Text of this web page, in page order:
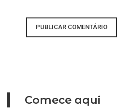
Comece aqui